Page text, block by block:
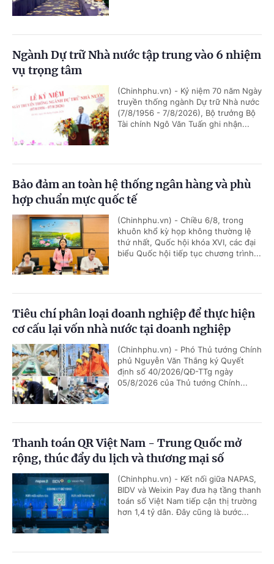
Ngành Dự trữ Nhà nước tập trung vào 6 nhiệm
vụ trọng tâm
(Chinhphu.vn) - Kỷ niệm 70 năm Ngày
truyền thống ngành Dự trữ Nhà nước
(7/8/1956 - 7/8/2026), Bộ trưởng Bộ
Tài chính Ngô Văn Tuấn ghi nhận...
Bảo đảm an toàn hệ thống ngân hàng và phù
hợp chuẩn mực quốc tế
(Chinhphu.vn) - Chiều 6/8, trong
khuôn khổ kỳ họp không thường lệ
thứ nhất, Quốc hội khóa XVI, các đại
biểu Quốc hội tiếp tục chương trình...
Tiêu chí phân loại doanh nghiệp để thực hiện
cơ cấu lại vốn nhà nước tại doanh nghiệp
(Chinhphu.vn) - Phó Thủ tướng Chính
phủ Nguyễn Văn Thắng ký Quyết
định số 40/2026/QĐ-TTg ngày
05/8/2026 của Thủ tướng Chính...
Thanh toán QR Việt Nam - Trung Quốc mở
rộng, thúc đẩy du lịch và thương mại số
(Chinhphu.vn) - Kết nối giữa NAPAS,
BIDV và Weixin Pay đưa hạ tầng thanh
toán số Việt Nam tiếp cận thị trường
hơn 1,4 tỷ dân. Đây cũng là bước...